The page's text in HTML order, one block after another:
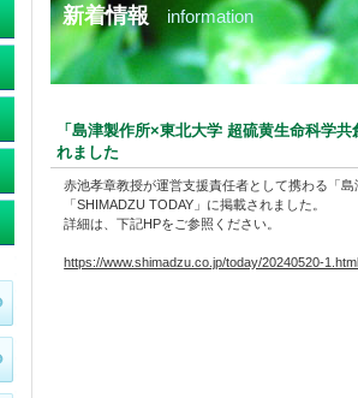
新着情報 information
「島津製作所×東北大学 超硫黄生命科学
れました
赤池孝章教授が運営支援責任者として携わる「
「SHIMADZU TODAY」に掲載されました。
詳細は、下記HPをご参照ください。
https://www.shimadzu.co.jp/today/20240520-1.html